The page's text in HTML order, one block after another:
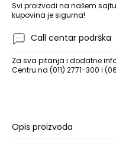
Svi proizvodi na našem
kupovina je sigurna!
Call centar podrška
Za sva pitanja i dodatne
Centru na (011) 2771-300 i
Opis proizvoda